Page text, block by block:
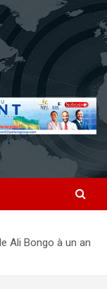
Ali Bongo à un an